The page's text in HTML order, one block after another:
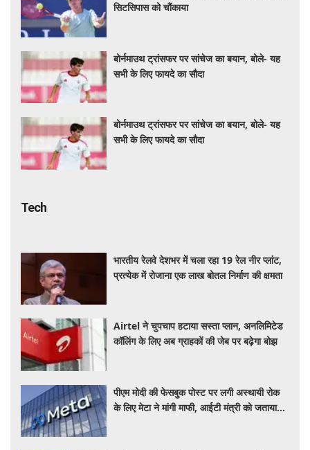
सिटसिपास को चौंकाया
बोर्नमाउथ ट्रांसफर पर सांचेज का बयान, बोले- यह
सभी के लिए फायदे का सौदा
बोर्नमाउथ ट्रांसफर पर सांचेज का बयान, बोले- यह
सभी के लिए फायदे का सौदा
Tech
भारतीय रेलवे देशभर में चला रहा 19 रेल नीर प्लांट,
प्रत्येक में रोजाना एक लाख बोतल निर्माण की क्षमता
Airtel ने चुपचाप हटाया सस्ता प्लान, अनलिमिटेड
कॉलिंग के लिए अब ग्राहकों की जेब पर बढ़ेगा बोझ
पीएम मोदी की फेसबुक पोस्ट पर लगी अस्थायी रोक
के लिए मेटा ने मांगी माफी, आईटी मंत्री को जताया